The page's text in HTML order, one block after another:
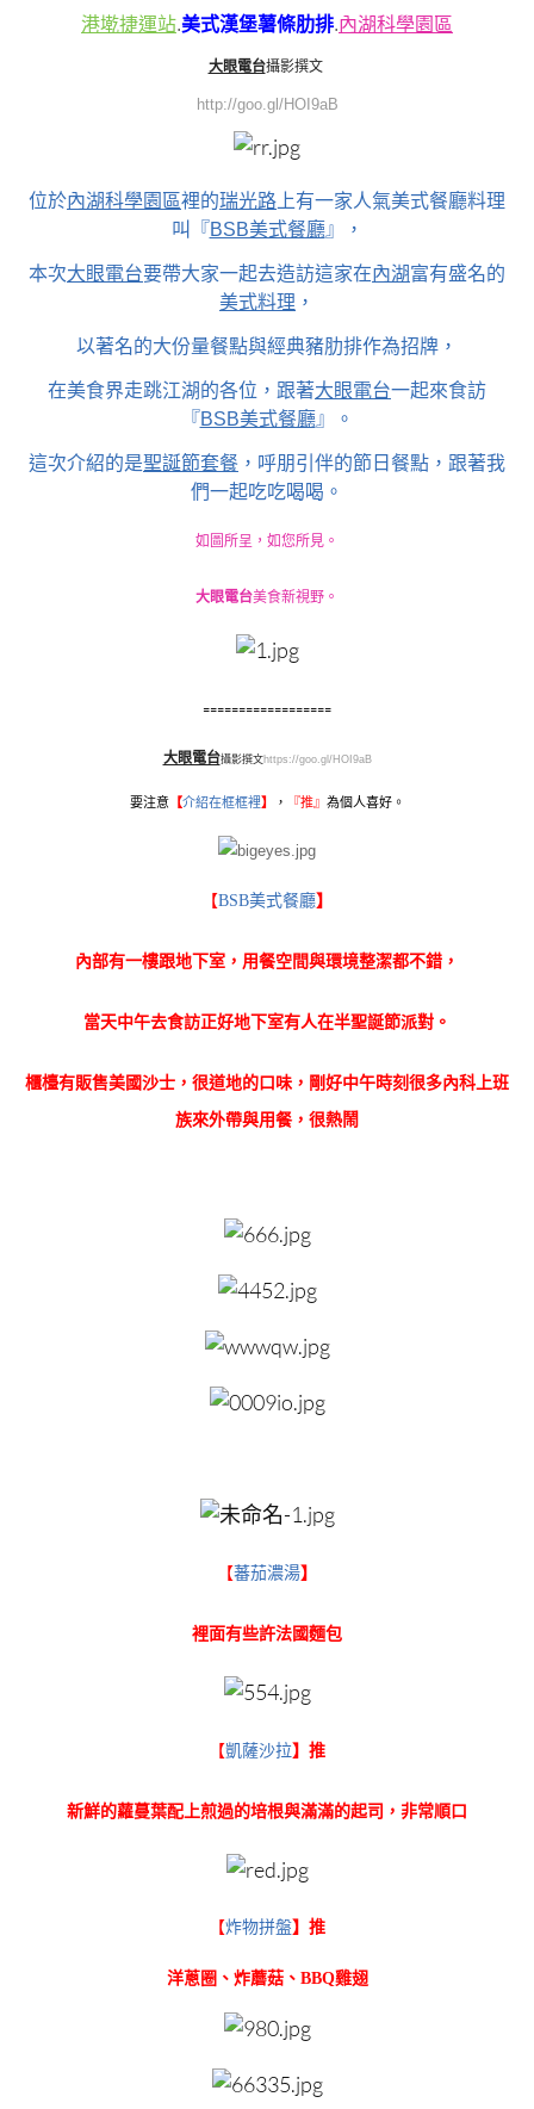
港墘捷運站.美式漢堡薯條肋排.內湖科學園區
大眼電台攝影撰文
http://goo.gl/HOI9aB
位於內湖科學園區裡的瑞光路 上有一家人氣美式餐廳料理
叫『BSB美式餐廳』，
本次大眼電台要帶大家一起去造訪這家在內湖富有盛名的
美式料理 ，
以著名的大份量餐點與經典豬肋排作為招牌，
在美食界走跳江湖的各位，跟著大眼電台一起來食訪
『BSB美式餐廳』。
這次介紹的是聖誕節套餐 ，呼朋引伴的節日餐點，跟著我
們一起吃吃喝喝。
如圖所呈，如您所見。
大眼電台美食新視野。
==================
大眼電台攝影撰文https://goo.gl/HOI9aB
要注意【介紹在框框裡】 ， 『推』 為個人喜好。
【BSB美式餐廳】
內部有一樓跟地下室，用餐空間與環境整潔都不錯，
當天中午去食訪正好地下室有人在半聖誕節派對。
櫃檯有販售美國沙士，很道地的口味，剛好中午時刻很多內科上班
族來外帶與用餐，很熱鬧
【蕃茄濃湯】
裡面有些許法國麵包
【凱薩沙拉】推
新鮮的蘿蔓葉配上煎過的培根與滿滿的起司，非常順口
【炸物拼盤】推
洋蔥圈、炸蘑菇、BBQ雞翅